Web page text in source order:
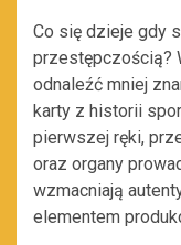
Co się dzieje gdy
przestępczością?
odnaleźć mniej
karty z historii
pierwszej ręki,
oraz organy
wzmacniają
elementem